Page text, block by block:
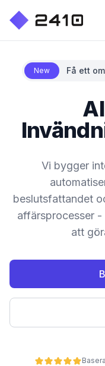
New Få ett
Vi bygger
beslutsfattandet
affärsprocesser
att